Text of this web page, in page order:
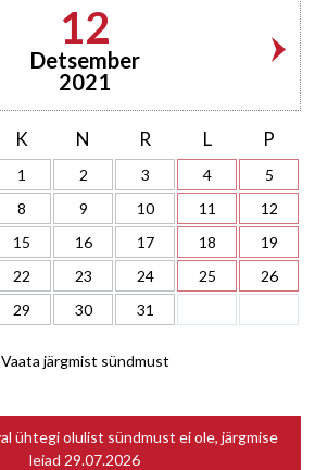
12
Detsember
2021
K N R L P
1 2 3 4
5
8 9 10 11
12
15 16 17 18
19
22 23 24 25
26
29 30 31
Vaata järgmist sündmust
ühtegi olulist sündmust ei ole, järgmise
leiad 29.07.2026